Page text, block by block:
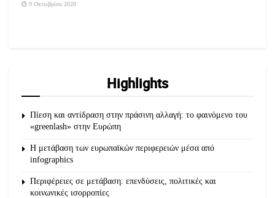
9 Οκτωβρίου 2020
Highlights
Πίεση και αντίδραση στην πράσινη αλλαγή: το φαινόμενο του
«greenlash» στην Ευρώπη
Η μετάβαση των ευρωπαϊκών περιφερειών μέσα από
infographics
Περιφέρειες σε μετάβαση: επενδύσεις, πολιτικές και
κοινωνικές ισορροπίες